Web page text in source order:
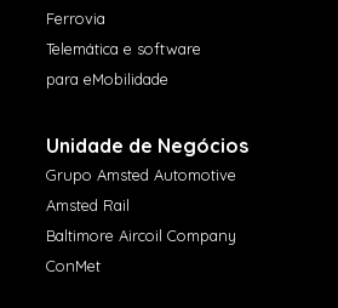
Ferrovia
Telemática e software
para eMobilidade
Unidade de Negócios
Grupo Amsted Automotive
Amsted Rail
Baltimore Aircoil Company
ConMet